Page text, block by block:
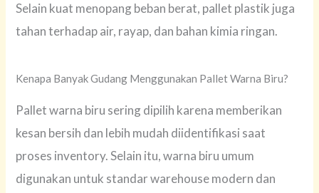
Selain kuat menopang beban berat, pallet plastik juga
tahan terhadap air, rayap, dan bahan kimia ringan.
Kenapa Banyak Gudang Menggunakan Pallet Warna Biru?
Pallet warna biru sering dipilih karena memberikan
kesan bersih dan lebih mudah diidentifikasi saat
proses inventory. Selain itu, warna biru umum
digunakan untuk standar warehouse modern dan